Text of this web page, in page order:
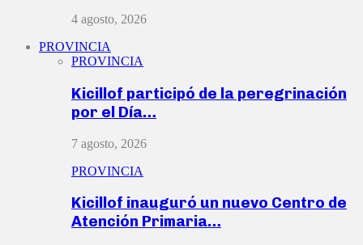
4 agosto, 2026
PROVINCIA
PROVINCIA
Kicillof participó de la peregrinación
por el Día…
7 agosto, 2026
PROVINCIA
Kicillof inauguró un nuevo Centro de
Atención Primaria…